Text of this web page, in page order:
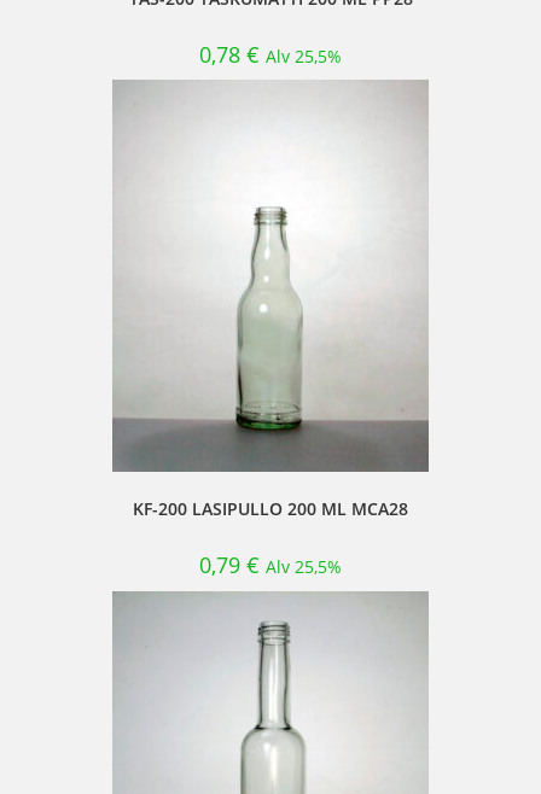
0,78 € Alv 25,5%
KF-200 LASIPULLO 200 ML MCA28
0,79 € Alv 25,5%